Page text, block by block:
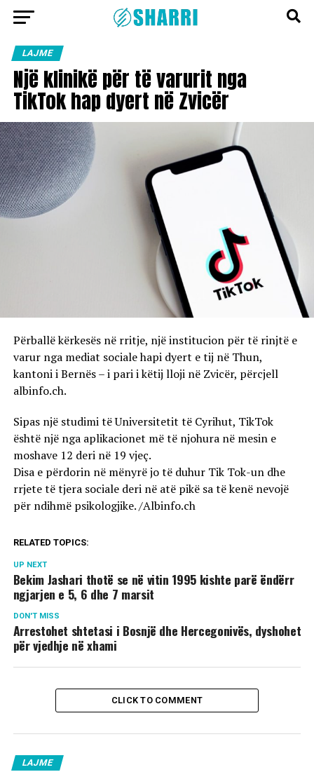
LAJME
Një klinikë për të varurit nga
TikTok hap dyert në Zvicër
Përballë kërkesës në rritje, një institucion për të rinjtë e
varur nga mediat sociale hapi dyert e tij në Thun,
kantoni i Bernës – i pari i këtij lloji në Zvicër, përcjell
albinfo.ch.
Sipas një studimi të Universitetit të Cyrihut, TikTok
është një nga aplikacionet më të njohura në mesin e
moshave 12 deri në 19 vjeç.
Disa e përdorin në mënyrë jo të duhur Tik Tok-un dhe
rrjete të tjera sociale deri në atë pikë sa të kenë nevojë
për ndihmë psikologjike. /Albinfo.ch
RELATED TOPICS:
UP NEXT
Bekim Jashari thotë se në vitin 1995 kishte parë ëndërr
ngjarjen e 5, 6 dhe 7 marsit
DON'T MISS
Arrestohet shtetasi i Bosnjë dhe Hercegonivës, dyshohet
për vjedhje në xhami
CLICK TO COMMENT
LAJME